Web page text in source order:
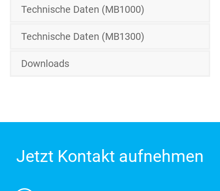
Technische Daten (MB1000)
Technische Daten (MB1300)
Downloads
Jetzt Kontakt aufnehmen